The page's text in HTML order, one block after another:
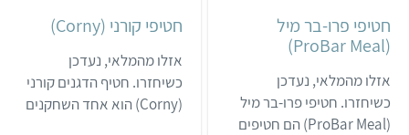
חטיפי פרו-בר מיל
(ProBar Meal)
אזלו מהמלאי, נעדכן
כשיחזרו. חטיפי פרו-בר מיל
(ProBar Meal) הם חטיפים
חטיפי קורני (Corny)
אזלו מהמלאי, נעדכן
כשיחזרו. חטיף הדגנים קורני
(Corny) הוא אחד השחקנים